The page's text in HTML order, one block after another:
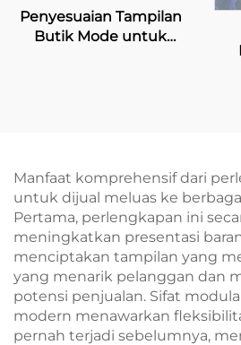
Penyesuaian Tampilan
Butik Mode untuk
Manfaat komprehensif dari
untuk dijual meluas ke
Pertama, perlengkapan ini
meningkatkan presentasi
menciptakan tampilan yang
yang menarik pelanggan dan
potensi penjualan. Sifat
modern menawarkan
pernah terjadi sebelumnya,